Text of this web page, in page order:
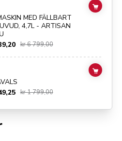
MED FÄLLBART
4,7L - ARTISAN
kr 6 799,00
ADD
kr 1 799,00
ADD